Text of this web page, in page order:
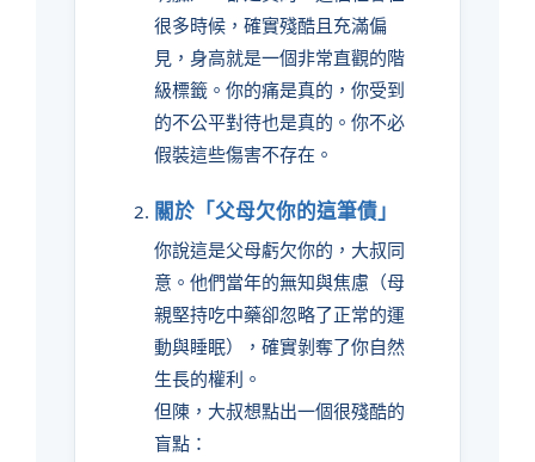
很多時候，確實殘酷且充滿偏
見，身高就是一個非常直觀的階
級標籤。你的痛是真的，你受到
的不公平對待也是真的。你不必
假裝這些傷害不存在。
關於「父母欠你的這筆債」
你說這是父母虧欠你的，大叔同
意。他們當年的無知與焦慮（母
親堅持吃中藥卻忽略了正常的運
動與睡眠），確實剝奪了你自然
生長的權利。
但陳，大叔想點出一個很殘酷的
盲點：